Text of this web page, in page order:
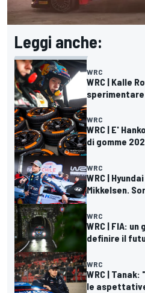
Leggi anche:
WRC
WRC | Kalle
sperimentare
WRC
WRC | E'
di gomme
WRC
WRC |
Mikkelsen.
WRC
WRC | FIA:
definire il
WRC
WRC |
le